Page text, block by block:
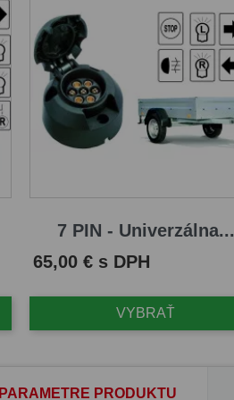
7 PIN - Univerzálna...
Cena
65,00 € s DPH
VYBRAŤ
PARAMETRE PRODUKTU